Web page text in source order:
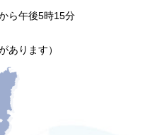
ら午後5時15分
あります）